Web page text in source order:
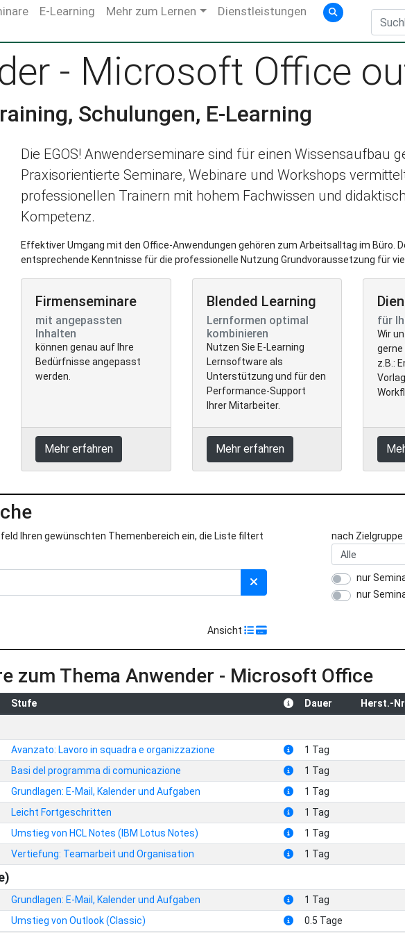
E-Learning Mehr zum Lernen Dienstleistungen
- Microsoft Office
Schulungen, E-Learning
Die EGOS! Anwenderseminare sind für einen Wissensaufbau
Praxisorientierte Seminare, Webinare und Workshops
professionellen Trainern mit hohem Fachwissen und
Kompetenz.
Effektiver Umgang mit den Office-Anwendungen gehören zum Arbeitsalltag im Büro.
entsprechende Kenntnisse für die professionelle Nutzung Grundvoraussetzung für
Firmenseminare
mit angepassten
Inhalten
können genau auf Ihre
Bedürfnisse angepasst
werden.
Mehr erfahren
Blended Learning
Lernformen optimal
kombinieren
Nutzen Sie E-Learning
Lernsoftware als
Unterstützung und für den
Performance-Support
Ihrer Mitarbeiter.
Mehr erfahren
für
Wir
gerne
z.B.:
Ihren gewünschten Themenbereich ein, die Liste filtert
Ansicht
nach
nur
nur
zum Thema Anwender - Microsoft Office
Stufe Dauer Herst.-
Avanzato: Lavoro in squadra e organizzazione 1 Tag
Basi del programma di comunicazione 1 Tag
Grundlagen: E-Mail, Kalender und Aufgaben 1 Tag
Leicht Fortgeschritten 1 Tag
Umstieg von HCL Notes (IBM Lotus Notes) 1 Tag
Vertiefung: Teamarbeit und Organisation 1 Tag
Grundlagen: E-Mail, Kalender und Aufgaben 1 Tag
Umstieg von Outlook (Classic) 0.5 Tage